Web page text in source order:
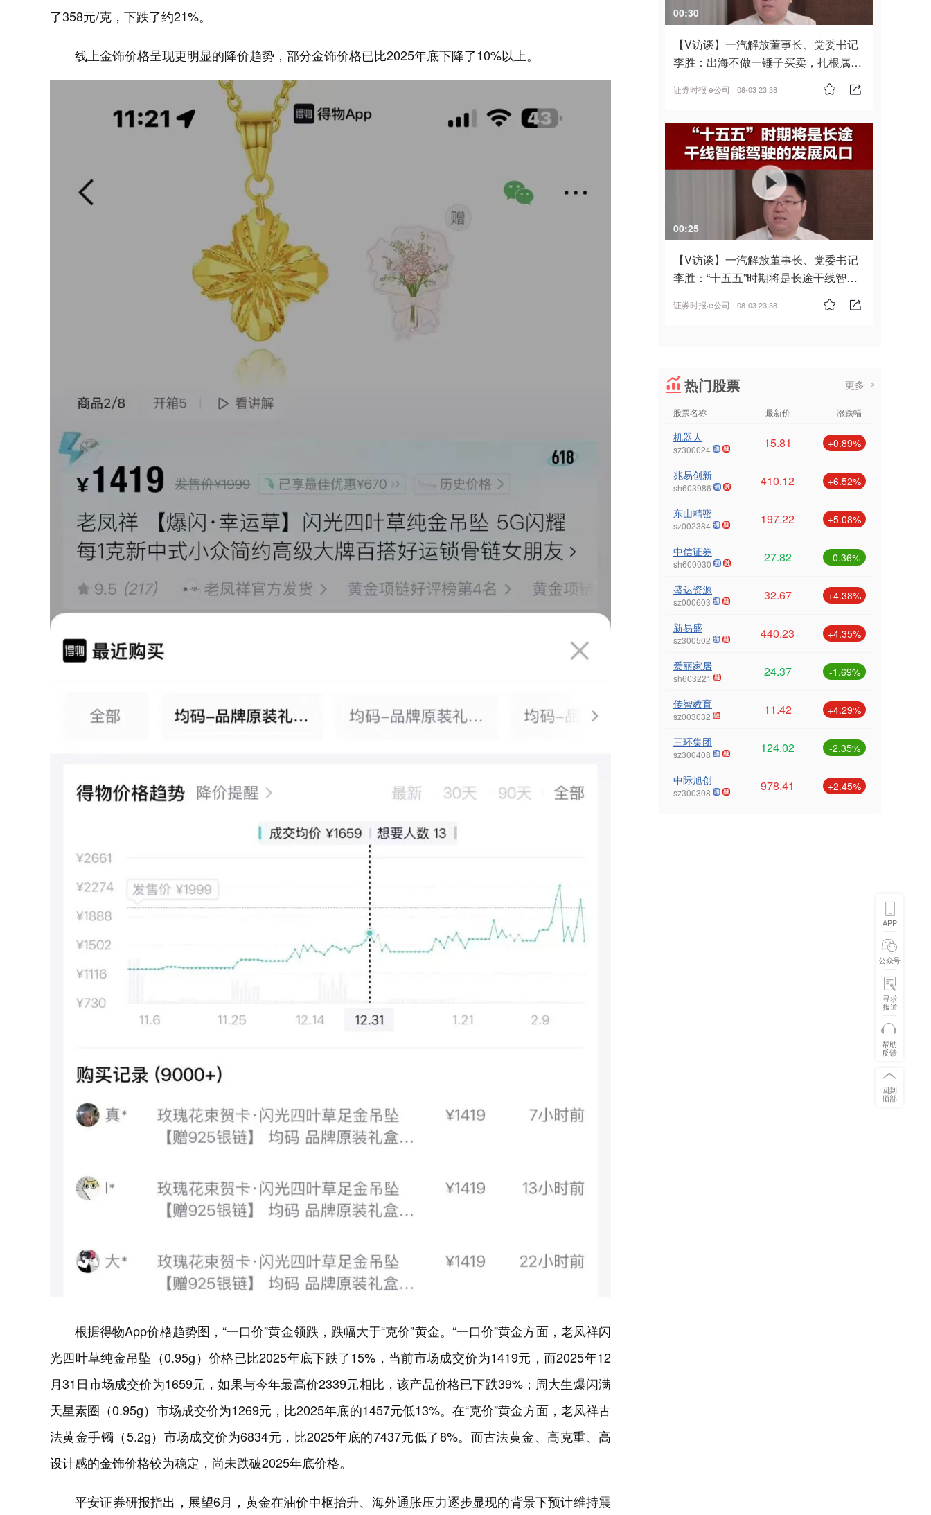
了358元/克，下跌了约21%。
线上金饰价格呈现更明显的降价趋势，部分金饰价格已比2025年底下降了10%以上。
根据得物App价格趋势图，“一口价”黄金领跌，跌幅大于“克价”黄金。“一口价”黄金方面，老凤祥闪
光四叶草纯金吊坠（0.95g）价格已比2025年底下跌了15%，当前市场成交价为1419元，而2025年12
月31日市场成交价为1659元，如果与今年最高价2339元相比，该产品价格已下跌39%；周大生爆闪满
天星素圈（0.95g）市场成交价为1269元，比2025年底的1457元低13%。在“克价”黄金方面，老凤祥古
法黄金手镯（5.2g）市场成交价为6834元，比2025年底的7437元低了8%。而古法黄金、高克重、高
设计感的金饰价格较为稳定，尚未跌破2025年底价格。
平安证券研报指出，展望6月，黄金在油价中枢抬升、海外通胀压力逐步显现的背景下预计维持震
00:30
【V访谈】一汽解放董事长、党委书记
李胜：出海不做一锤子买卖，扎根属
证券时报·e公司 08-03 23:38
00:25
【V访谈】一汽解放董事长、党委书记
李胜：“十五五”时期将是长途干线智能
证券时报·e公司 08-03 23:38
热门股票 更多
股票名称 最新价 涨跌幅
机器人
sz300024 15.81 +0.89%
兆易创新
sh603986 410.12 +6.52%
东山精密
sz002384 197.22 +5.08%
中信证券
sh600030 27.82 -0.36%
盛达资源
sz000603 32.67 +4.38%
新易盛
sz300502 440.23 +4.35%
爱丽家居
sh603221 24.37 -1.69%
传智教育
sz003032 11.42 +4.29%
三环集团
sz300408 124.02 -2.35%
中际旭创
sz300308 978.41 +2.45%
APP
公众号
寻求
报道
帮助
反馈
回到
顶部